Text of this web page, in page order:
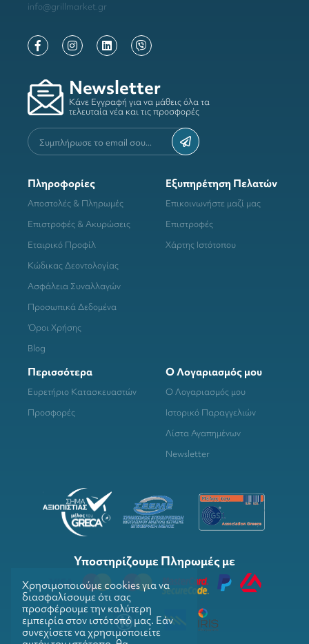
info@grillmarket.gr
Newsletter
Κάνε Εγγραφή για να μάθεις όλα τα
τελευταία νέα και τις προσφορές
Πληροφορίες
Αποστολές & Πληρωμές
Επιστροφές & Ακυρώσεις
Εταιρικό Προφίλ
Κώδικας Δεοντολογίας
Ασφάλεια Συναλλαγών
Προσωπικά Δεδομένα
Όροι Χρήσης
Blog
Εξυπηρέτηση Πελατών
Επικοινωνήστε μαζί μας
Επιστροφές
Χάρτης Ιστότοπου
Περισσότερα
Ευρετήριο Κατασκευαστών
Προσφορές
Ο Λογαριασμός μου
Ο Λογαριασμός μου
Ιστορικό Παραγγελιών
Λίστα Αγαπημένων
Newsletter
Υποστηρίζουμε Πληρωμές με
Χρησιμοποιούμε cookies για να
διασφαλίσουμε ότι σας
προσφέρουμε την καλύτερη
εμπειρία στον ιστότοπό μας. Εάν
συνεχίσετε να χρησιμοποιείτε